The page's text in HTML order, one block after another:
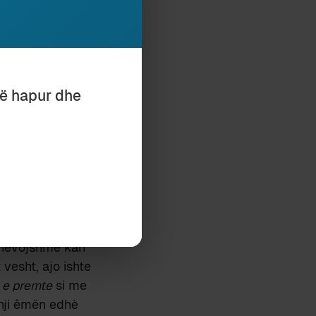
shqipes
indoeuropiane
nga gjuhët
që
kah
ajo ishte
e premte si me
êmën edhè
hapur dhe